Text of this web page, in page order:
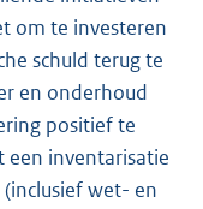
om te investeren
schuld terug te
en onderhoud
positief te
een inventarisatie
wet- en